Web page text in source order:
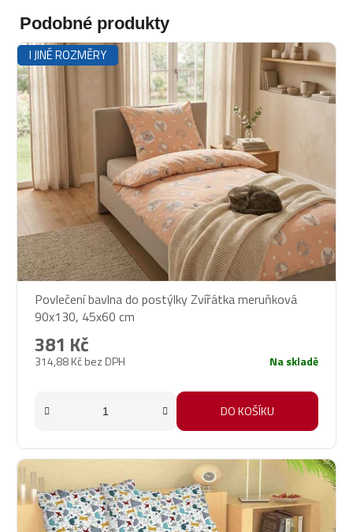
Podobné produkty
I JINÉ ROZMĚRY
Povlečení bavlna do postýlky Zvířátka meruňková
90x130, 45x60 cm
314,88 Kč bez DPH
381 Kč
Na skladě
DO KOŠÍKU